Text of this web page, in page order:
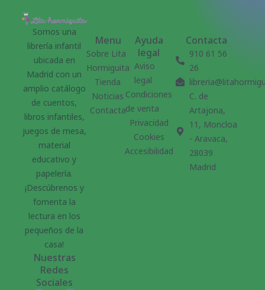
Somos una
librería infantil
ubicada en
Madrid con un
amplio catálogo
de cuentos,
libros infantiles,
juegos de mesa,
material
educativo y
papelería.
¡Descúbrenos y
fomenta la
lectura en los
pequeños de la
casa!
Nuestras
Redes
Sociales
Menu
Sobre Lita
Hormiguita
Tienda
Noticias
Contacta
Ayuda
legal
Aviso
legal
Condiciones
de venta
Privacidad
Cookies
Accesibilidad
Contacta
910 61 56
26
C. de
Artajona,
11, Moncloa
- Aravaca,
28039
Madrid